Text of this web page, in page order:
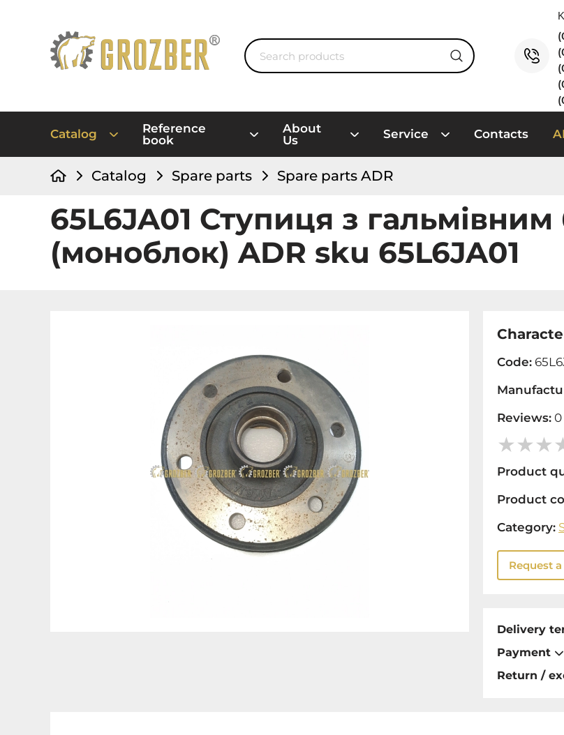
Catalog
Reference
book
About
Us
Service Contacts
Catalog Spare parts Spare parts ADR
65L6JA01 Ступиця з
(моноблок) ADR sku 65L6JA01
Code:
Reviews: 0
Product
Product
Category:
Request
Delivery
Payment
Return /